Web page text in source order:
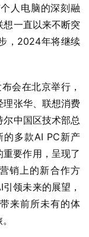
人电脑的深刻融
一直以来不断突
，2024年将继续
会在北京举行，
理张华、联想消费
中国区技术部总
多款AI PC新产
要作用，呈现了
销上的新合作方
领未来的展望，
来前所未有的体